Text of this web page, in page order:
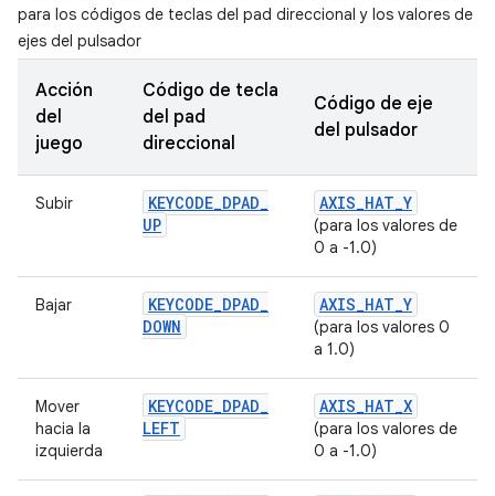
para los códigos de teclas del pad direccional y los valores de
ejes del pulsador
Acción
del
juego
Código de tecla
del pad
direccional
Código de eje
del pulsador
Subir KEYCODE_DPAD_
UP
AXIS_HAT_Y
(para los valores de
0 a -1.0)
Bajar KEYCODE_DPAD_
DOWN
AXIS_HAT_Y
(para los valores 0
a 1.0)
Mover
hacia la
izquierda
KEYCODE_DPAD_
LEFT
AXIS_HAT_X
(para los valores de
0 a -1.0)